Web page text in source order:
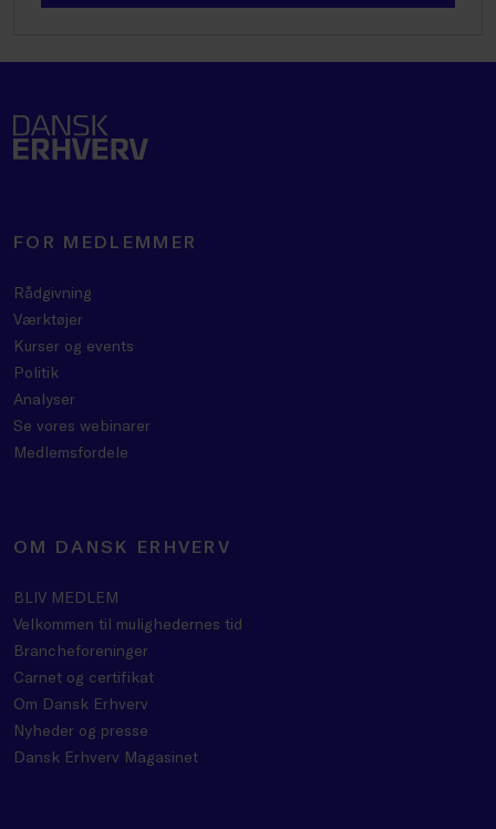
FOR MEDLEMMER
Rådgivning
Værktøjer
Kurser og events
Politik
Analyser
Se vores webinarer
Medlemsfordele
OM DANSK ERHVERV
BLIV MEDLEM
Velkommen til mulighedernes tid
Brancheforeninger
Carnet og certifikat
Om Dansk Erhverv
Nyheder og presse
Dansk Erhverv Magasinet